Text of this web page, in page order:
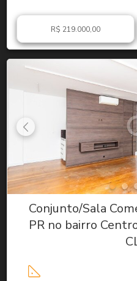
R$ 219.000,00
Conjunto/Sala
PR no bairro